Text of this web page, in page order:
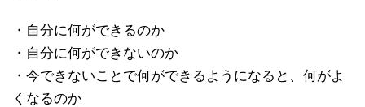
・自分に何ができるのか
・自分に何ができないのか
・今できないことで何ができるようになると、何がよ
くなるのか